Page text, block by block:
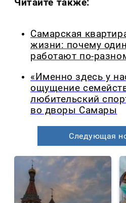
Самарская
жизни: почему
работают по-
«Именно здесь у
ощущение
любительский
во дворы Самары
Следующая